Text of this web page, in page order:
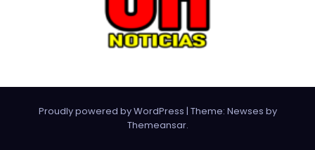
Proudly powered by WordPress | Theme: Newses by
Themeansar.